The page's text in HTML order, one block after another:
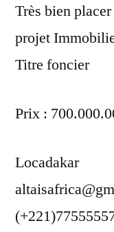
Très bien
projet
Titre foncier
Prix :
Locadakar